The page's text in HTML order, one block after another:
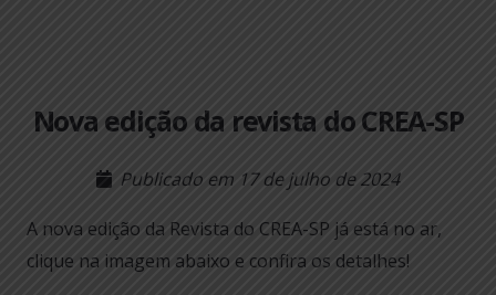
Nova edição da revista do CREA-SP
Publicado em 17 de julho de 2024
A nova edição da Revista do CREA-SP já está no ar,
clique na imagem abaixo e confira os detalhes!